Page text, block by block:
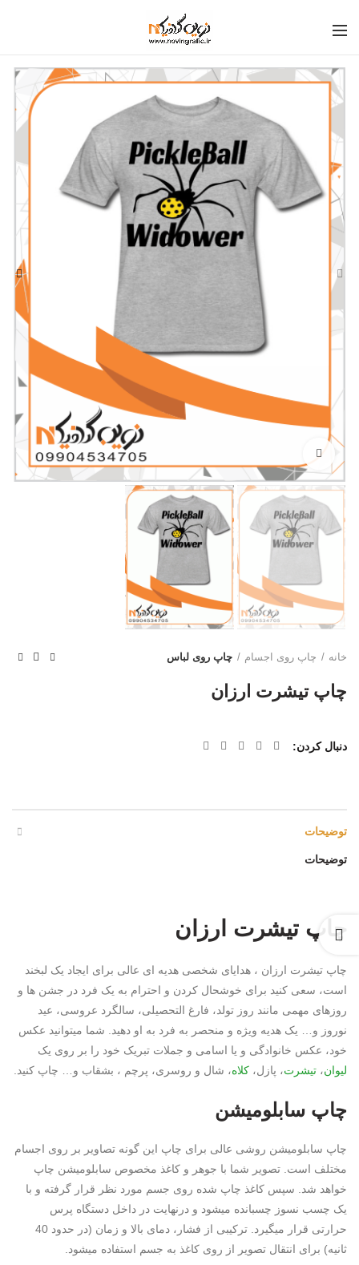
خانه چاپ روی اجسام چاپ روی لباس
چاپ تیشرت ارزان
دنبال کردن
توضیحات
توضیحات
چاپ تیشرت ارزان
چاپ تیشرت ارزان ، هدایای شخصی هدیه ای عالی برای ایجاد یک لبخند
است، سعی کنید برای خوشحال کردن و احترام به یک فرد در جشن ها و
روزهای مهمی مانند روز تولد، فارغ التحصیلی، سالگرد عروسی، عید
نوروز و… یک هدیه ویژه و منحصر به فرد به او دهید. شما میتوانید عکس
خود، عکس خانوادگی و یا اسامی و جملات تبریک خود را بر روی یک
لیوان، تیشرت، پازل، کلاه، شال و روسری، پرچم ، بشقاب و… چاپ کنید.
چاپ سابلومیشن
چاپ سابلومیشن روشی عالی برای چاپ این گونه تصاویر بر روی اجسام
مختلف است. تصویر شما با جوهر و کاغذ مخصوص سابلومیشن چاپ
خواهد شد. سپس کاغذ چاپ شده روی جسم مورد نظر قرار گرفته و با
یک چسب نسوز چسبانده میشود و درنهایت در داخل دستگاه پرس
حرارتی قرار میگیرد. ترکیبی از فشار، دمای بالا و زمان (در حدود 40
ثانیه) برای انتقال تصویر از روی کاغذ به جسم استفاده میشود.